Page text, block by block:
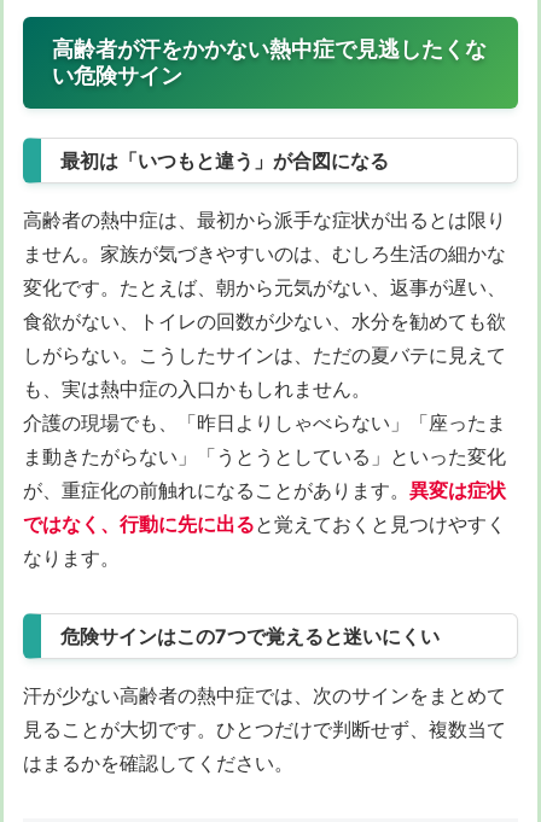
高齢者が汗をかかない熱中症で見逃したくな
い危険サイン
最初は「いつもと違う」が合図になる
高齢者の熱中症は、最初から派手な症状が出るとは限り
ません。家族が気づきやすいのは、むしろ生活の細かな
変化です。たとえば、朝から元気がない、返事が遅い、
食欲がない、トイレの回数が少ない、水分を勧めても欲
しがらない。こうしたサインは、ただの夏バテに見えて
も、実は熱中症の入口かもしれません。
介護の現場でも、「昨日よりしゃべらない」「座ったま
ま動きたがらない」「うとうとしている」といった変化
が、重症化の前触れになることがあります。 異変は症状
ではなく、行動に先に出ると覚えておくと見つけやすく
なります。
危険サインはこの7つで覚えると迷いにくい
汗が少ない高齢者の熱中症では、次のサインをまとめて
見ることが大切です。ひとつだけで判断せず、複数当て
はまるかを確認してください。